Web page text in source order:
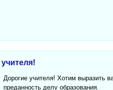
Дорогие учителя! Хотим выразить
преданность делу образования.